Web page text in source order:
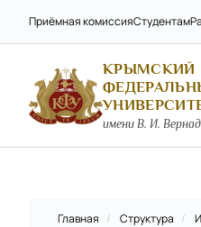
Приёмная комиссияСтудентам
КРЫМСКИЙ
имени В. И.
Главная / Структура /